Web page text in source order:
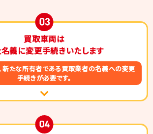
買取車両は
義に変更手続きいたします
新たな所有者である買取業者の名義への変更
手続きが必要です。